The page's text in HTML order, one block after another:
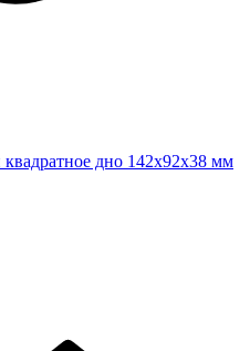
дно 142х92х38 мм